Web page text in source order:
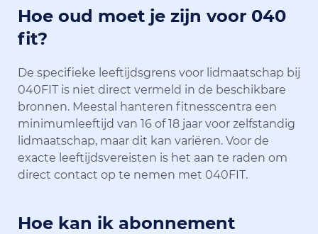
Hoe oud moet je zijn voor 040
fit?
De specifieke leeftijdsgrens voor lidmaatschap bij
040FIT is niet direct vermeld in de beschikbare
bronnen. Meestal hanteren fitnesscentra een
minimumleeftijd van 16 of 18 jaar voor zelfstandig
lidmaatschap, maar dit kan variëren. Voor de
exacte leeftijdsvereisten is het aan te raden om
direct contact op te nemen met 040FIT.
Hoe kan ik abonnement